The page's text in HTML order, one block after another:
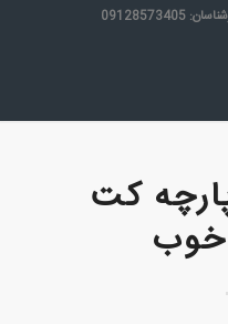
کت
خوب